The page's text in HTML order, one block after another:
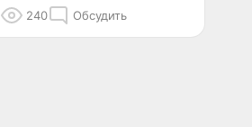
240 Обсудить